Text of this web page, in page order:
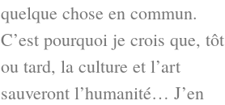
quelque chose en commun.
C’est pourquoi je crois que, tôt
ou tard, la culture et l’art
sauveront l’humanité… J’en